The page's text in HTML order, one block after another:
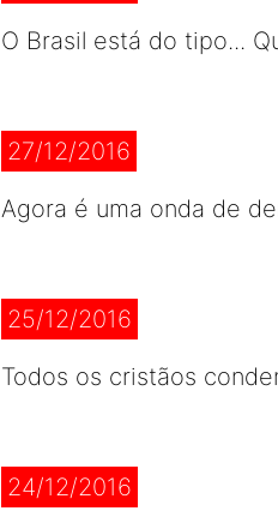
O Brasil está do tipo...
27/12/2016
Agora é uma onda de
25/12/2016
Todos os cristãos
24/12/2016